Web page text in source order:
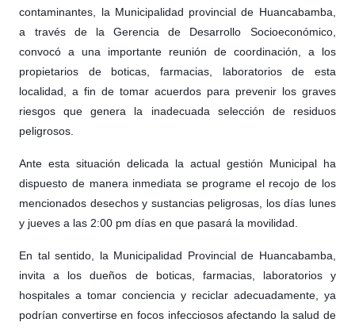
contaminantes, la Municipalidad provincial de Huancabamba,
a través de la Gerencia de Desarrollo Socioeconómico,
convocó a una importante reunión de coordinación, a los
propietarios de boticas, farmacias, laboratorios de esta
localidad, a fin de tomar acuerdos para prevenir los graves
riesgos que genera la inadecuada selección de residuos
peligrosos.
Ante esta situación delicada la actual gestión Municipal ha
dispuesto de manera inmediata se programe el recojo de los
mencionados desechos y sustancias peligrosas, los días lunes
y jueves a las 2:00 pm días en que pasará la movilidad.
En tal sentido, la Municipalidad Provincial de Huancabamba,
invita a los dueños de boticas, farmacias, laboratorios y
hospitales a tomar conciencia y reciclar adecuadamente, ya
podrían convertirse en focos infecciosos afectando la salud de